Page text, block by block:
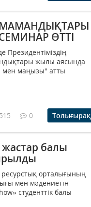
ӨТТІ
Президентіміздің
жылы аясында
мен маңызы" атты
515 0 Толығырақ
жастар балы
орталығының
мен мәдениетін
студенттік балы